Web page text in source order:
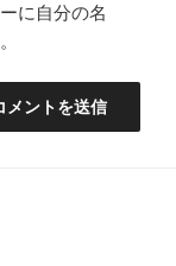
に自分の名